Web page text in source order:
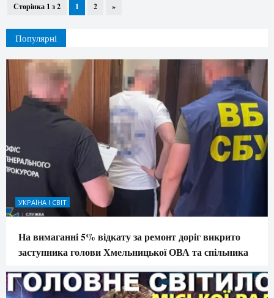
Сторінка 1 з 2 1 2 »
Популярні
УКРАЇНА І СВІТ
На вимаганні 5% відкату за ремонт доріг викрито
заступника голови Хмельницької ОВА та спільника